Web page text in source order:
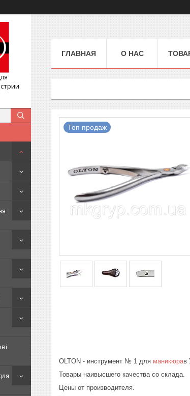
ГЛАВНАЯ О НАС
Топ продаж
OLTON - инструмент № 1 для маникюрав
Товары наивысшего качества со склада.
Цены от производителя.